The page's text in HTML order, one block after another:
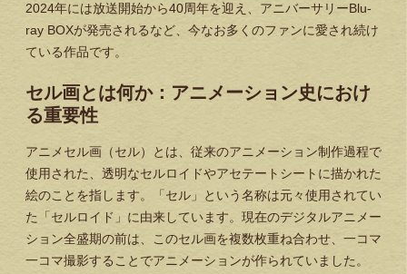
2024年には放送開始から40周年を迎え、アニバーサリーBlu-
ray BOXが発売されるなど、今なお多くのファンに愛され続け
ている作品です。
セル画とは何か：アニメーション史におけ
る重要性
アニメセル画（セル）とは、従来のアニメーション制作過程で
使用された、透明なセルロイドやアセテートシートに描かれた
絵のことを指します。「セル」という名称は元々使用されてい
た「セルロイド」に由来しています。現在のデジタルアニメー
ション全盛期の前は、このセル画を複数枚重ね合わせ、一コマ
一コマ撮影することでアニメーションが作られていました。